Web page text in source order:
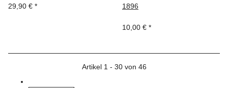
29,90 € *
1896
10,00 € *
Artikel 1 - 30 von 46